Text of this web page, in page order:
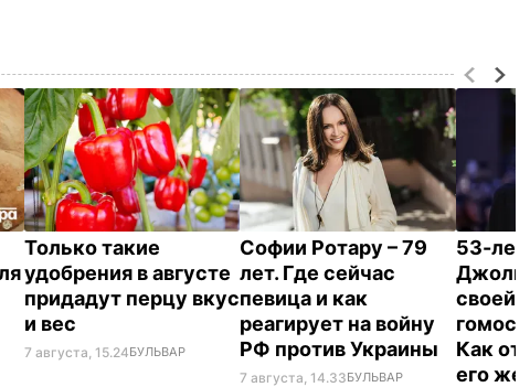
Только такие
удобрения в августе
придадут перцу вкус
и вес
7 августа, 15.24БУЛЬВАР
Софии Ротару – 79
лет. Где сейчас
певица и как
реагирует на войну
РФ против Украины
7 августа, 14.33БУЛЬВАР
53-
Джоли
своей
Как
его